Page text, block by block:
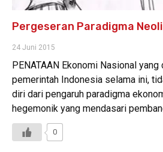
Pergeseran Paradigma
24 Juni 2015
PENATAAN Ekonomi Nasional
pemerintah Indonesia selama ini,
diri dari pengaruh paradigma
hegemonik yang mendasari
0